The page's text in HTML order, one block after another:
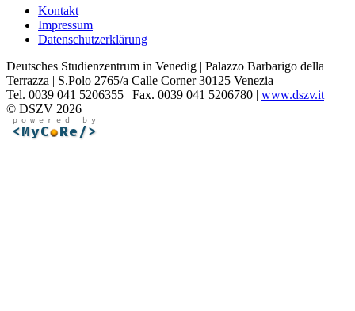
Kontakt
Impressum
Datenschutzerklärung
Deutsches Studienzentrum in Venedig | Palazzo Barbarigo della
Terrazza | S.Polo 2765/a Calle Corner 30125 Venezia
Tel. 0039 041 5206355 | Fax. 0039 041 5206780 | www.dszv.it
© DSZV 2026